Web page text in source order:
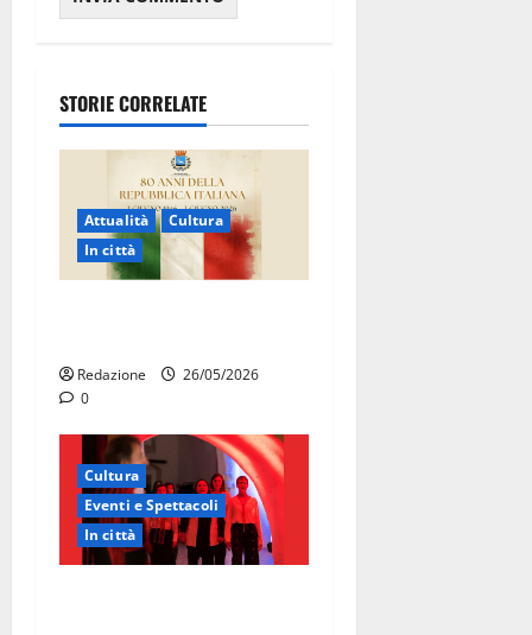
STORIE CORRELATE
Attualità
Cultura
In città
Redazione
26/05/2026
0
Cultura
Eventi e Spettacoli
In città